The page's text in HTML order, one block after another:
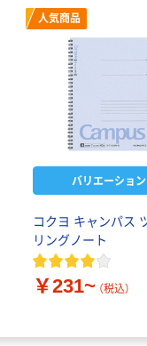
人気商品
バリエーション
コクヨ キャンパス
リングノート
￥231~ （税込）